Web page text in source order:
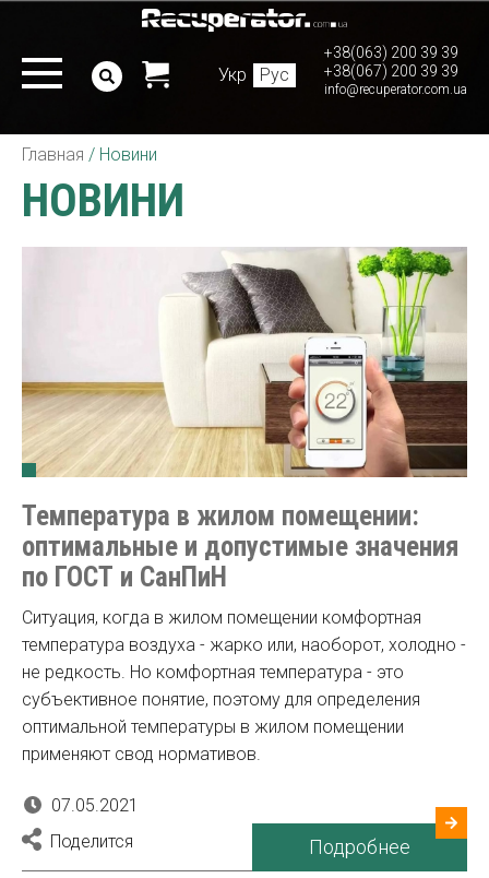
Укр Рус
+38(063) 200 39 39
+38(067) 200 39 39
info@recuperator.com.ua
Главная / Новини
НОВИНИ
Температура в жилом помещении:
оптимальные и допустимые значения
по ГОСТ и СанПиН
Ситуация, когда в жилом помещении комфортная
температура воздуха - жарко или, наоборот, холодно -
не редкость. Но комфортная температура - это
субъективное понятие, поэтому для определения
оптимальной температуры в жилом помещении
применяют свод нормативов.
07.05.2021
Поделится
Подробнее